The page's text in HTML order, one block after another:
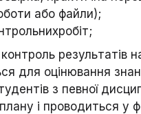
або файли);
результатів
для оцінювання
з певної
і проводиться у